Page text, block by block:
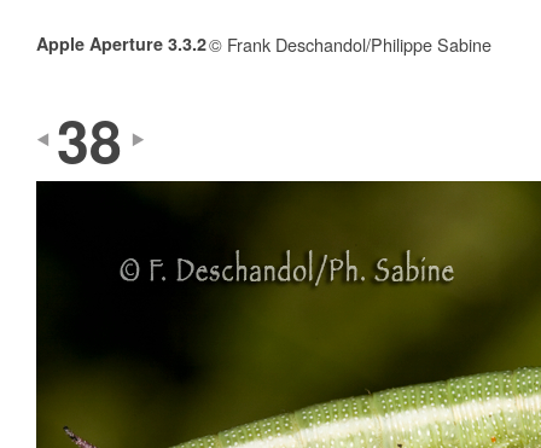
Apple Aperture 3.3.2© Frank Deschandol/Philippe Sabine
38